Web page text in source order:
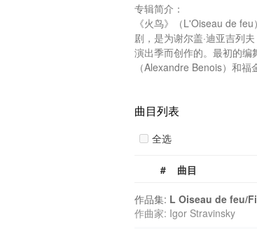
专辑简介：
《火鸟》（L'Oiseau de
剧，是为谢尔盖·迪亚吉列
演出季而创作的。最初的编
（Alexandre Benois）和福
曲目列表
全选
# 曲目
作品集: L Oiseau de feu/
作曲家: Igor Stravinsky